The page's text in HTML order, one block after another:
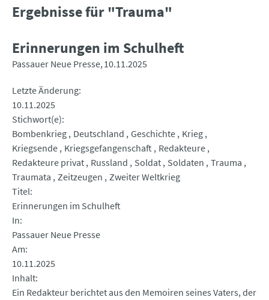
Ergebnisse für "Trauma"
Erinnerungen im Schulheft
Passauer Neue Presse 10.11.2025
Letzte Änderung
10.11.2025
Stichwort(e)
Bombenkrieg Deutschland Geschichte Krieg
Kriegsende Kriegsgefangenschaft Redakteure
Redakteure privat Russland Soldat Soldaten Trauma
Traumata Zeitzeugen Zweiter Weltkrieg
Titel
Erinnerungen im Schulheft
In
Passauer Neue Presse
Am
10.11.2025
Inhalt
Ein Redakteur berichtet aus den Memoiren seines Vaters, der